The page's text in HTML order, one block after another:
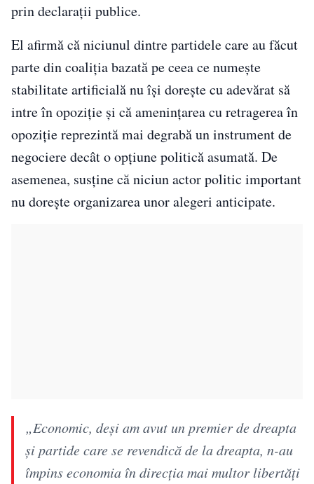
prin declarații publice.
El afirmă că niciunul dintre partidele care au făcut
parte din coaliția bazată pe ceea ce numește
stabilitate artificială nu își dorește cu adevărat să
intre în opoziție și că amenințarea cu retragerea în
opoziție reprezintă mai degrabă un instrument de
negociere decât o opțiune politică asumată. De
asemenea, susține că niciun actor politic important
nu dorește organizarea unor alegeri anticipate.
„Economic, deși am avut un premier de dreapta
și partide care se revendică de la dreapta, n-au
împins economia în direcția mai multor libertăți